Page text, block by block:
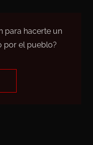
para hacerte un
por el pueblo?